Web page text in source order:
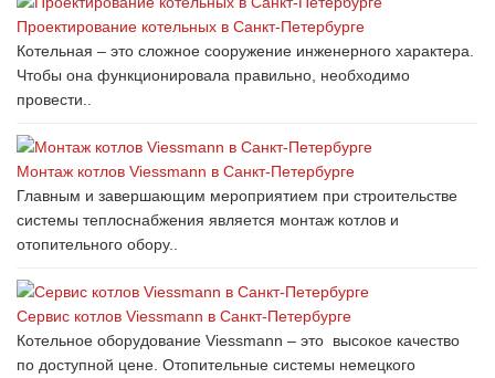
Проектирование котельных в Санкт-Петербурге
Котельная – это сложное сооружение инженерного характера.
Чтобы она функционировала правильно, необходимо
провести..
Монтаж котлов Viessmann в Санкт-Петербурге
Главным и завершающим мероприятием при строительстве
системы теплоснабжения является монтаж котлов и
отопительного обору..
Сервис котлов Viessmann в Санкт-Петербурге
Котельное оборудование Viessmann – это высокое качество
по доступной цене. Отопительные системы немецкого